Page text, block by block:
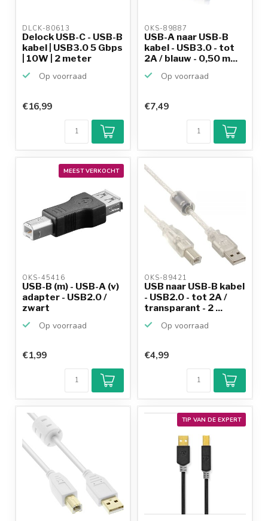
DLCK-80613
Delock USB-C - USB-B
kabel | USB3.0 5 Gbps
| 10W | 2 meter
Op voorraad
€16,99
OKS-89887
USB-A naar USB-B
kabel - USB3.0 - tot
2A / blauw - 0,50 m...
Op voorraad
€7,49
MEEST VERKOCHT
OKS-45416
USB-B (m) - USB-A (v)
adapter - USB2.0 /
zwart
Op voorraad
€1,99
OKS-89421
USB naar USB-B kabel
- USB2.0 - tot 2A /
transparant - 2 ...
Op voorraad
€4,99
TIP VAN DE EXPERT